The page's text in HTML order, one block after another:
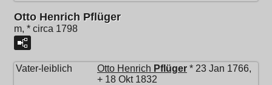
Otto Henrich Pflüger
m, * circa 1798
Vater-leiblich Otto Henrich Pflüger * 23 Jan 1766,
+ 18 Okt 1832